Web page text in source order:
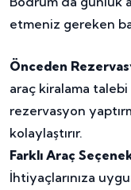
etmeniz gereken
Önceden
araç kiralama
rezervasyon
kolaylaştırır.
Farklı Araç
İhtiyaçlarınıza